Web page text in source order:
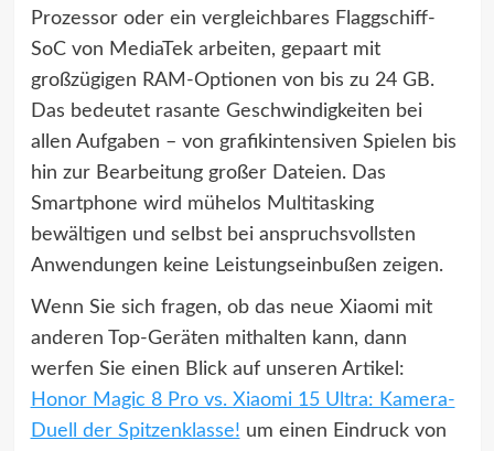
Prozessor oder ein vergleichbares Flaggschiff-
SoC von MediaTek arbeiten, gepaart mit
großzügigen RAM-Optionen von bis zu 24 GB.
Das bedeutet rasante Geschwindigkeiten bei
allen Aufgaben – von grafikintensiven Spielen bis
hin zur Bearbeitung großer Dateien. Das
Smartphone wird mühelos Multitasking
bewältigen und selbst bei anspruchsvollsten
Anwendungen keine Leistungseinbußen zeigen.
Wenn Sie sich fragen, ob das neue Xiaomi mit
anderen Top-Geräten mithalten kann, dann
werfen Sie einen Blick auf unseren Artikel:
Honor Magic 8 Pro vs. Xiaomi 15 Ultra: Kamera-
Duell der Spitzenklasse! um einen Eindruck von